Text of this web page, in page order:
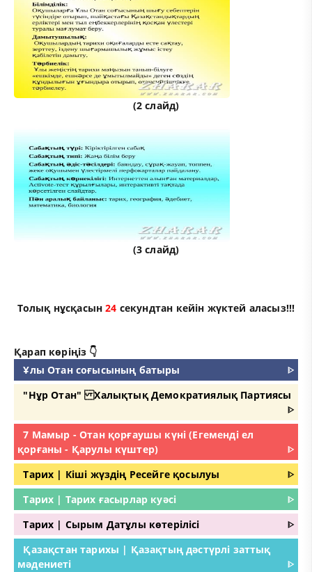
(2 слайд)
(3 слайд)
Толық нұсқасын24 секундтан кейін жүктей аласыз!!!
Қарап көріңіз 👇
Ұлы Отан соғысының батыры
ᐈ
"Нұр Отан" Халықтық Демократиялық Партиясы
ᐈ
7 Мамыр - Отан қорғаушы күні (Егеменді ел
қорғаны - Қарулы күштер)
ᐈ
Тарих | Кіші жүздің Ресейге қосылуы
ᐈ
Тарих | Тарих ғасырлар куәсі
ᐈ
Тарих | Сырым Датұлы көтерілісі
ᐈ
Қазақстан тарихы | Қазақтың дәстүрлі заттық
мәдениеті
ᐈ